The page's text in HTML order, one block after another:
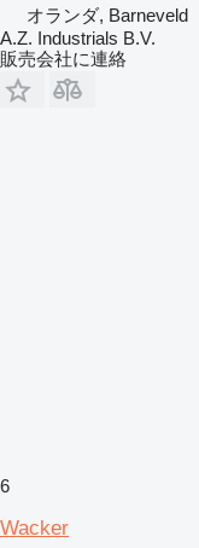
オランダ, Barneveld
A.Z. Industrials B.V.
販売会社に連絡
6
Wacker